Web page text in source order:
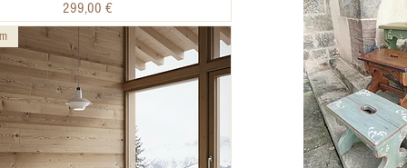
Preis
299,00 €